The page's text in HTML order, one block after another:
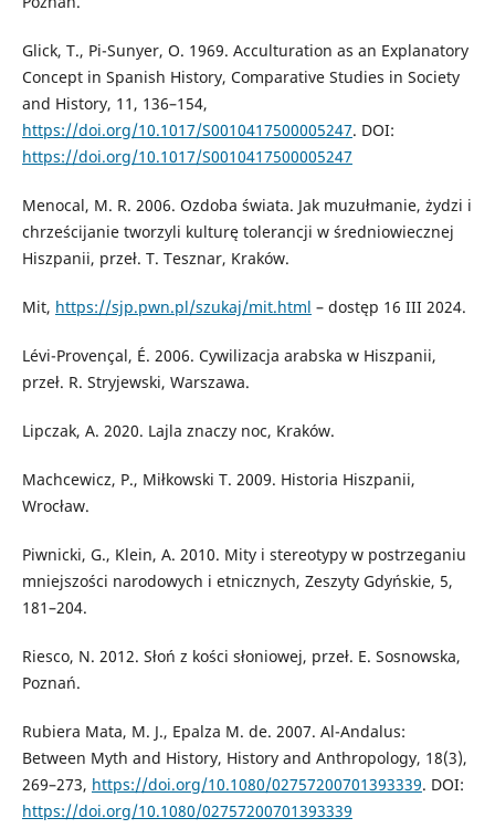
Glick, T., Pi-Sunyer, O. 1969. Acculturation as an Explanatory
Concept in Spanish History, Comparative Studies in Society
and History, 11, 136–154,
https://doi.org/10.1017/S0010417500005247. DOI:
https://doi.org/10.1017/S0010417500005247
Menocal, M. R. 2006. Ozdoba świata. Jak muzułmanie, żydzi i
chrześcijanie tworzyli kulturę tolerancji w średniowiecznej
Hiszpanii, przeł. T. Tesznar, Kraków.
Mit, https://sjp.pwn.pl/szukaj/mit.html – dostęp 16 III 2024.
Lévi-Provençal, É. 2006. Cywilizacja arabska w Hiszpanii,
przeł. R. Stryjewski, Warszawa.
Lipczak, A. 2020. Lajla znaczy noc, Kraków.
Machcewicz, P., Miłkowski T. 2009. Historia Hiszpanii,
Wrocław.
Piwnicki, G., Klein, A. 2010. Mity i stereotypy w postrzeganiu
mniejszości narodowych i etnicznych, Zeszyty Gdyńskie, 5,
181–204.
Riesco, N. 2012. Słoń z kości słoniowej, przeł. E. Sosnowska,
Poznań.
Rubiera Mata, M. J., Epalza M. de. 2007. Al-Andalus:
Between Myth and History, History and Anthropology, 18(3),
269–273, https://doi.org/10.1080/02757200701393339. DOI:
https://doi.org/10.1080/02757200701393339